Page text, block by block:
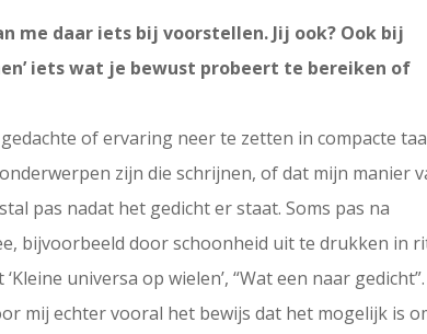
me daar iets bij voorstellen. Jij ook? Ook bij
iets wat je bewust probeert te bereiken of
of ervaring neer te zetten in compacte
zijn die schrijnen, of dat mijn manier
pas nadat het gedicht er staat. Soms pas na
bijvoorbeeld door schoonheid uit te drukken in
universa op wielen’, “Wat een naar gedicht”.
mij echter vooral het bewijs dat het mogelijk is